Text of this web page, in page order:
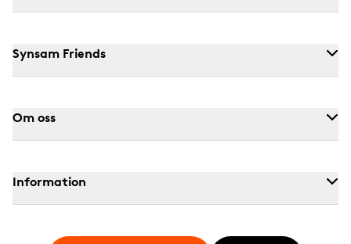
Synsam Friends
Om oss
Information